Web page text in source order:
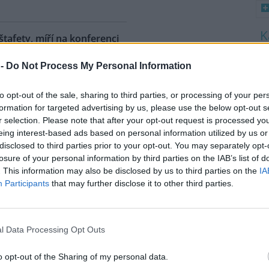
Do Not Process My Personal Information
opt-out of the sale, sharing to third parties, or processing of your
for targeted advertising by us, please use the below opt-out
selection. Please note that after your opt-out request is processed
interest-based ads based on personal information utilized by us
to third parties prior to your opt-out. You may separately
of your personal information by third parties on the IAB’s list of
This information may also be disclosed by us to third parties on the
Participants that may further disclose it to other third parties.
Data Processing Opt Outs
opt-out of the Sharing of my personal data.
míří na konferenci
cyklistické štafety COP
Účastníci vyrazili z
Belému, kde se konala
konference smluvních
národů (OSN) o změně
se v listopadu uskuteční 31.
konferencideset návrhůna
necelé tři dny. Včera
hl. m. Prahy Jana
velká ropná skvrna z